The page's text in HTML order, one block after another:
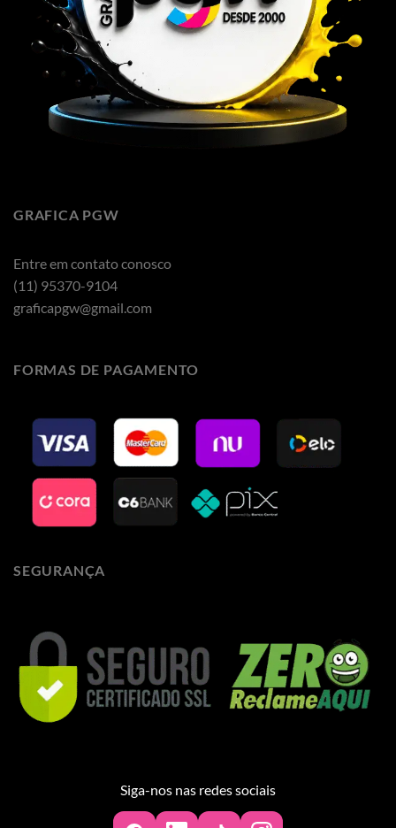
GRAFICA PGW
Entre em contato conosco
(11) 95370-9104
graficapgw@gmail.com
FORMAS DE PAGAMENTO
SEGURANÇA
Siga-nos nas redes sociais